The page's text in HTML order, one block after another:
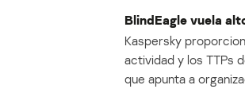
BlindEagle vuela
Kaspersky
actividad y los TTPs
que apunta a